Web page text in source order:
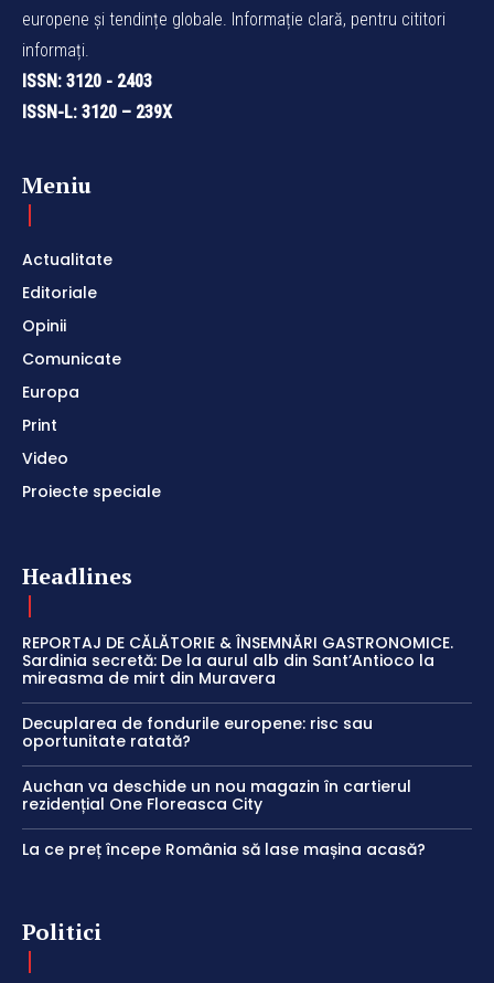
europene și tendințe globale. Informație clară, pentru cititori
informați.
ISSN: 3120 - 2403
ISSN-L: 3120 – 239X
Meniu
Actualitate
Editoriale
Opinii
Comunicate
Europa
Print
Video
Proiecte speciale
Headlines
REPORTAJ DE CĂLĂTORIE & ÎNSEMNĂRI GASTRONOMICE.
Sardinia secretă: De la aurul alb din Sant’Antioco la
mireasma de mirt din Muravera
Decuplarea de fondurile europene: risc sau
oportunitate ratată?
Auchan va deschide un nou magazin în cartierul
rezidențial One Floreasca City
La ce preț începe România să lase mașina acasă?
Politici